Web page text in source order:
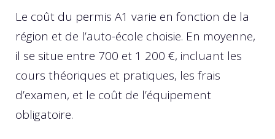
Le coût du permis A1 varie en fonction de la
région et de l’auto-école choisie. En moyenne,
il se situe entre 700 et 1 200 €, incluant les
cours théoriques et pratiques, les frais
d’examen, et le coût de l’équipement
obligatoire.